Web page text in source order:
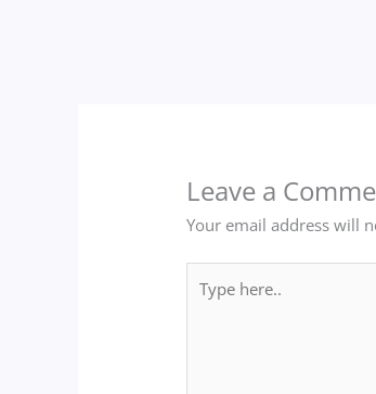
Leave a
Your email address will
here..